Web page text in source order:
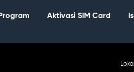
Program Aktivasi SIM Card